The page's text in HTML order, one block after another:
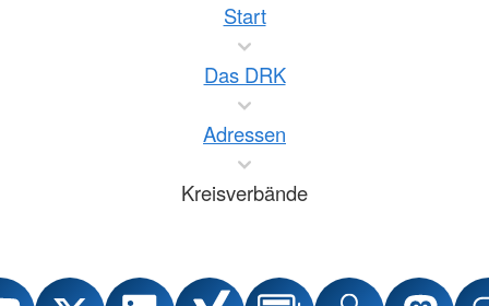
Start
Das DRK
Adressen
Kreisverbände